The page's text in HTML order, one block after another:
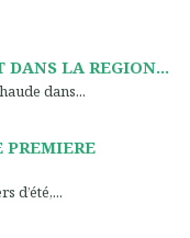
DANS LA REGION...
dans...
PREMIERE
d’été,...